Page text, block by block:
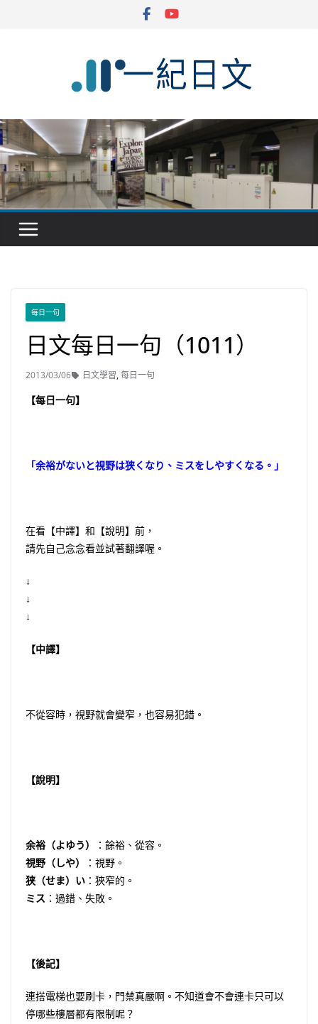
每日一句
日文每日一句（1011）
2013/03/06 日文學習,每日一句
【每日一句】
「余裕がないと視野は狭くなり、ミスをしやすくなる。」
在看【中譯】和【說明】前，
請先自己念念看並試著翻譯喔。
↓
↓
↓
【中譯】
不從容時，視野就會變窄，也容易犯錯。
【說明】
余裕（よゆう）
：餘裕、從容。
視野（しや）
：視野。
狭（せま）い ：狹窄的。
ミス ：過錯、失敗。
【後記】
連搭電梯也要刷卡，門禁真嚴啊。不知道會不會連卡只可以
停哪些樓層都有限制呢？